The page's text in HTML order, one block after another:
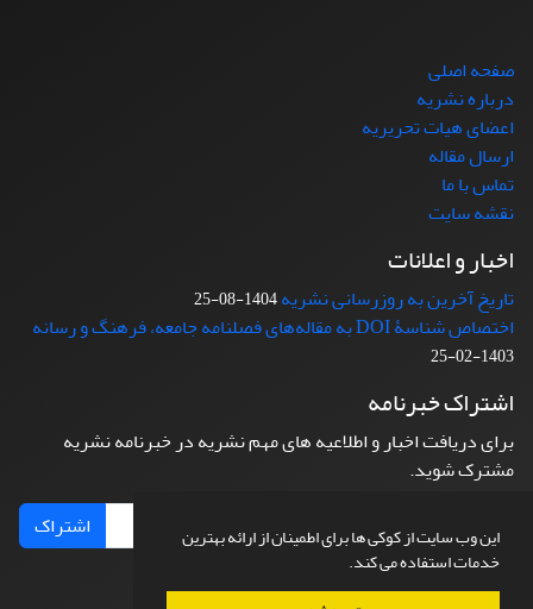
این وب سایت از کوکی ها برای اطمینان از ارائه بهترین
خدمات استفاده می کند.
صفحه اصلی
درباره نشریه
اعضای هیات تحریریه
ارسال مقاله
تماس با ما
نقشه سایت
اخبار و اعلانات
تاریخ آخرین به روزرسانی نشریه1404-08-25
اختصاص شناسۀ DOI به مقاله‌های فصلنامه جامعه، فرهنگ و رسانه
1403-02-25
اشتراک خبرنامه
برای دریافت اخبار و اطلاعیه های مهم نشریه در خبرنامه نشریه
مشترک شوید.
اشتراک